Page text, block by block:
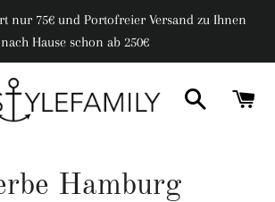
nur 75€ und Portofreier Versand zu Ihnen
nach Hause schon ab 250€
SUCHE
Hamburg